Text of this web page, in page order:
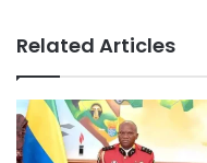
Related Articles